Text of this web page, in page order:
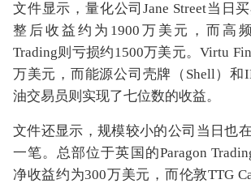
文件显示，量化公司Jane Street当日
整后收益约为1900万美元，而高
Trading则亏损约1500万美元。Virtu
万美元，而能源公司壳牌（Shell）和
油交易员则实现了七位数的收益。
文件还显示，规模较小的公司当日也
一笔。总部位于英国的Paragon
净收益约为300万美元，而伦敦TTG